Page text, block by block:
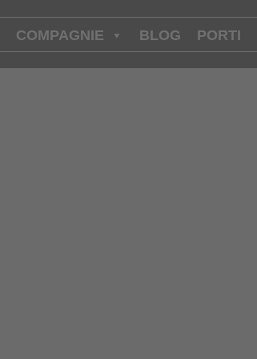
COMPAGNIE BLOG PORTI